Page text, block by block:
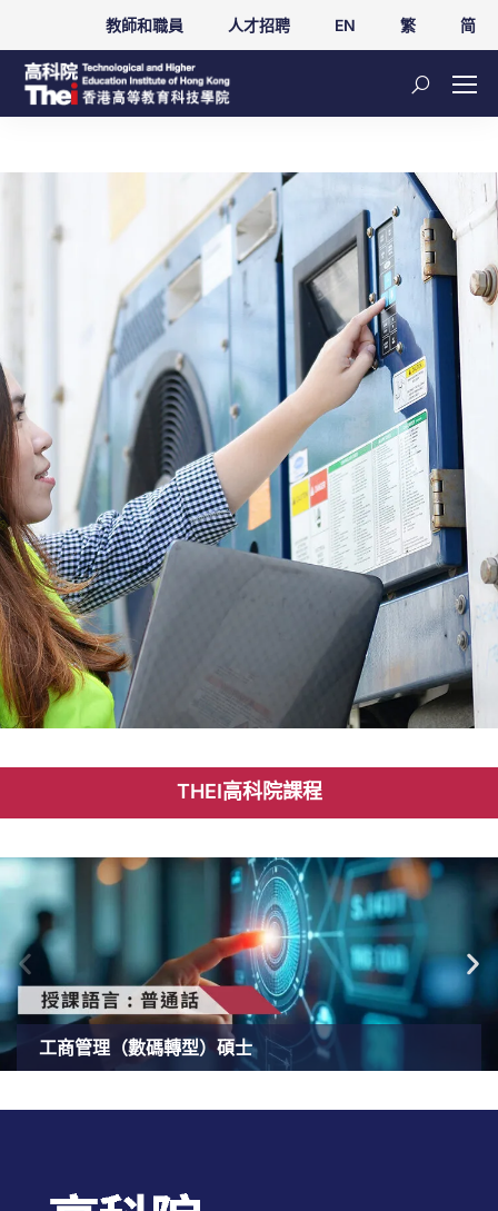
教師和職員 人才招聘 EN 繁 简
研究生
THEI高科院課程
工商管理（數碼轉型）碩士